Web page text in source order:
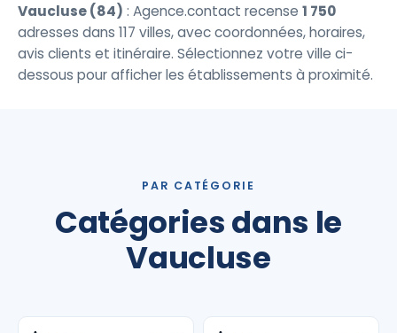
Vaucluse (84) : Agence.contact recense 1 750
adresses dans 117 villes, avec coordonnées, horaires,
avis clients et itinéraire. Sélectionnez votre ville ci-
dessous pour afficher les établissements à proximité.
PAR CATÉGORIE
Catégories dans le
Vaucluse